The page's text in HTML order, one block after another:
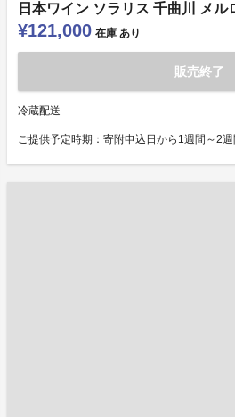
日本ワイン ソラリス 千曲川 メル
¥121,000 在庫 あり
販売終了
冷蔵配送
ご提供予定時期：寄附申込日から1週間～2